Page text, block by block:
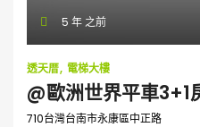
5 年 之前
透天厝 電梯大樓
@歐洲世界平車3+1
710台灣台南市永康區中正路